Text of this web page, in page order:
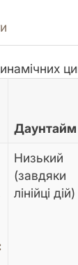
Даунтайм
Низький
(завдяки
лінійці дій)